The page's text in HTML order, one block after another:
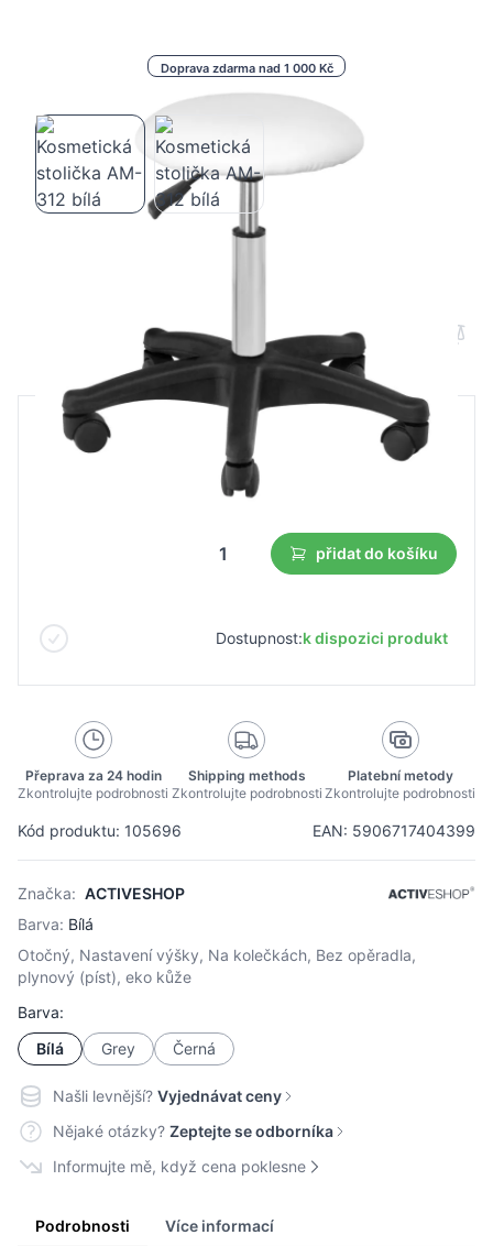
Doprava zdarma nad 1 000 Kč
Kód produktu: 105696 EAN: 5906717404399
Značka: ACTIVESHOP
Barva: Bílá
Otočný, Nastavení výšky, Na kolečkách, Bez opěradla,
plynový (píst), eko kůže
Barva:
Bílá
Grey Černá
B2B cena Maloobchodní cena
885,21 Kč
619,64 Kč
Nejnižší cena z 30 dnů před slevou:
přidat do košíku
Dostupnost:k dispozici produkt
Přeprava za 24 hodin
Zkontrolujte podrobnosti
Shipping methods
Zkontrolujte podrobnosti
Platební metody
Zkontrolujte podrobnosti
Našli levnější? Vyjednávat ceny
Nějaké otázky? Zeptejte se odborníka
Informujte mě, když cena poklesne
Podrobnosti Více informací